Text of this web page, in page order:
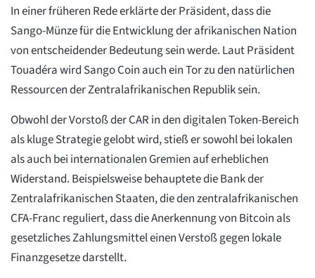
In einer früheren Rede erklärte der Präsident, dass die
Sango-Münze für die Entwicklung der afrikanischen Nation
von entscheidender Bedeutung sein werde. Laut Präsident
Touadéra wird Sango Coin auch ein Tor zu den natürlichen
Ressourcen der Zentralafrikanischen Republik sein.
Obwohl der Vorstoß der CAR in den digitalen Token-Bereich
als kluge Strategie gelobt wird, stieß er sowohl bei lokalen
als auch bei internationalen Gremien auf erheblichen
Widerstand. Beispielsweise behauptete die Bank der
Zentralafrikanischen Staaten, die den zentralafrikanischen
CFA-Franc reguliert, dass die Anerkennung von Bitcoin als
gesetzliches Zahlungsmittel einen Verstoß gegen lokale
Finanzgesetze darstellt.